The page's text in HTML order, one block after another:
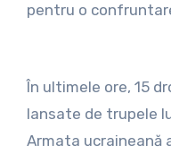
pentru o
În ultimele ore, 15
lansate de trupele
Armata ucraineană